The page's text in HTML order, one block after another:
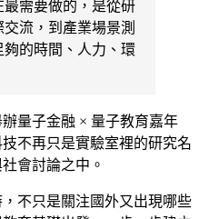
需要做的，是從研
流，到產業場景測
的時間、人力、環
量子金融 × 量子教育嘉年
不再只是實驗室裡的研究名
會討論之中。
不只是關注國外又出現哪些